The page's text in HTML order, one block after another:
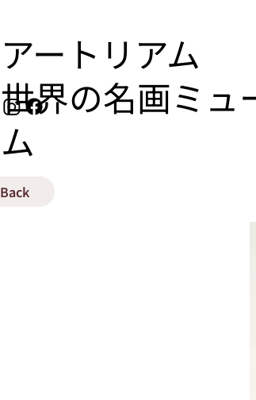
アートリアム
世界の名画ミュ
ム
Back